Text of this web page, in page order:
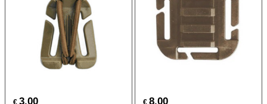
€ 3.00 € 8.00